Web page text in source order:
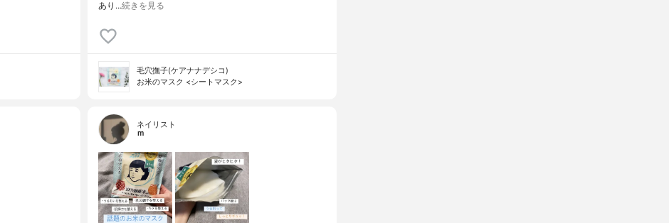
あり…続きを見る
毛穴撫子(ケアナナデシコ)
お米のマスク <シートマスク>
ネイリスト
ｍ